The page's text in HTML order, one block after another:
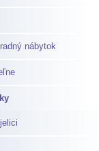
nábytok